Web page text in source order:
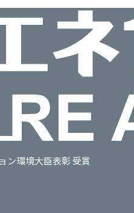
ン環境大臣表彰 受賞